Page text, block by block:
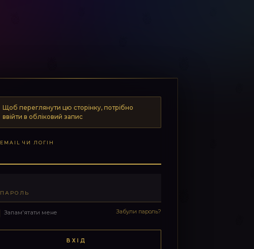
Щоб переглянути цю сторінку, потрібно
ввійти в обліковий запис
EMAIL ЧИ ЛОГІН
ПАРОЛЬ
Запам'ятати мене Забули пароль?
ВХІД